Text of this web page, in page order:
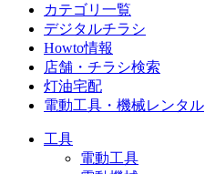
カテゴリ一覧
デジタルチラシ
Howto情報
店舗・チラシ検索
灯油宅配
電動工具・機械レンタル
工具
電動工具